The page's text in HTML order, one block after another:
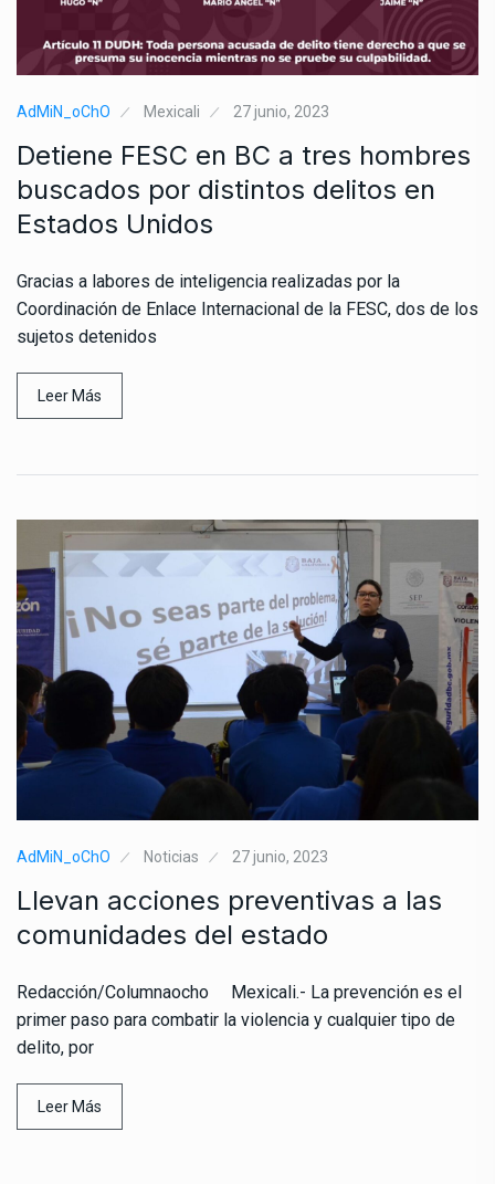
AdMiN_oChO Mexicali 27 junio, 2023
Detiene FESC en BC a tres hombres
buscados por distintos delitos en
Estados Unidos
Gracias a labores de inteligencia realizadas por la
Coordinación de Enlace Internacional de la FESC, dos de los
sujetos detenidos
Leer Más
AdMiN_oChO Noticias 27 junio, 2023
Llevan acciones preventivas a las
comunidades del estado
Redacción/Columnaocho Mexicali.- La prevención es el
primer paso para combatir la violencia y cualquier tipo de
delito, por
Leer Más